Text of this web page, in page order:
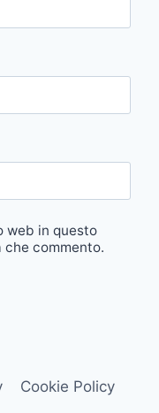
web in questo
commento.
Cookie Policy